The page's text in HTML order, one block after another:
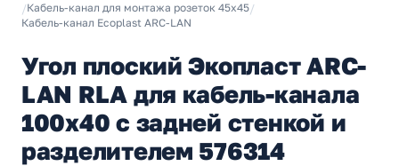
/Кабель-канал для монтажа розеток 45х45/
Кабель-канал Ecoplast ARC-LAN
Угол плоский Экопласт ARC-
LAN RLA для кабель-канала
100х40 с задней стенкой и
разделителем 576314